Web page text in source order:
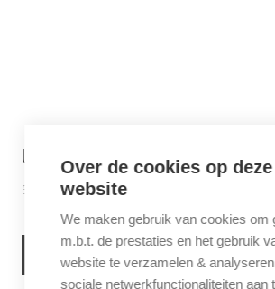
UNTAMED BRAZILIË
5 juni 2026 Inspiratie
LEES VERDER
Over de cookies op deze
website
We maken gebruik van cookies om
m.b.t. de prestaties en het gebruik
website te verzamelen &
sociale netwerkfunctionaliteiten aan